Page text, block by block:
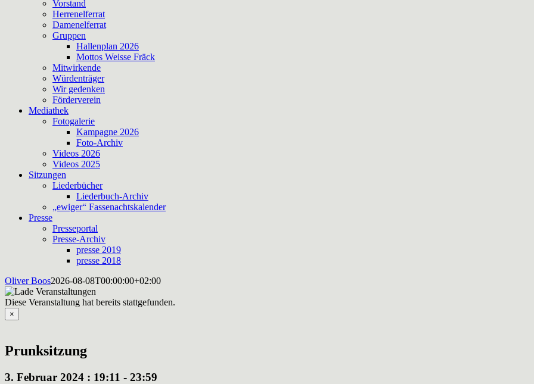
Vorstand
Herrenelferrat
Damenelferrat
Gruppen
Hallenplan 2026
Mottos Weisse Fräck
Mitwirkende
Würdenträger
Wir gedenken
Förderverein
Mediathek
Fotogalerie
Kampagne 2026
Foto-Archiv
Videos 2026
Videos 2025
Sitzungen
Liederbücher
Liederbuch-Archiv
„ewiger“ Fassenachtskalender
Presse
Presseportal
Presse-Archiv
presse 2019
presse 2018
Oliver Boos2026-08-08T00:00:00+02:00
Diese Veranstaltung hat bereits stattgefunden.
×
Prunksitzung
3. Februar 2024 : 19:11 - 23:59